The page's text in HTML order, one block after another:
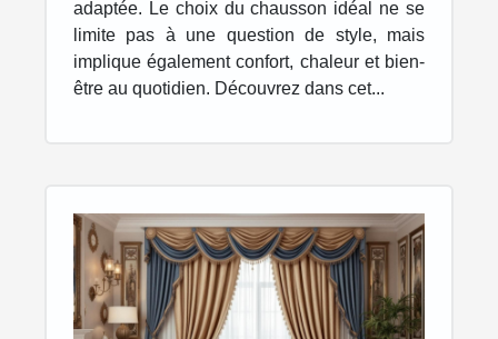
adaptée. Le choix du chausson idéal ne se
limite pas à une question de style, mais
implique également confort, chaleur et bien-
être au quotidien. Découvrez dans cet...